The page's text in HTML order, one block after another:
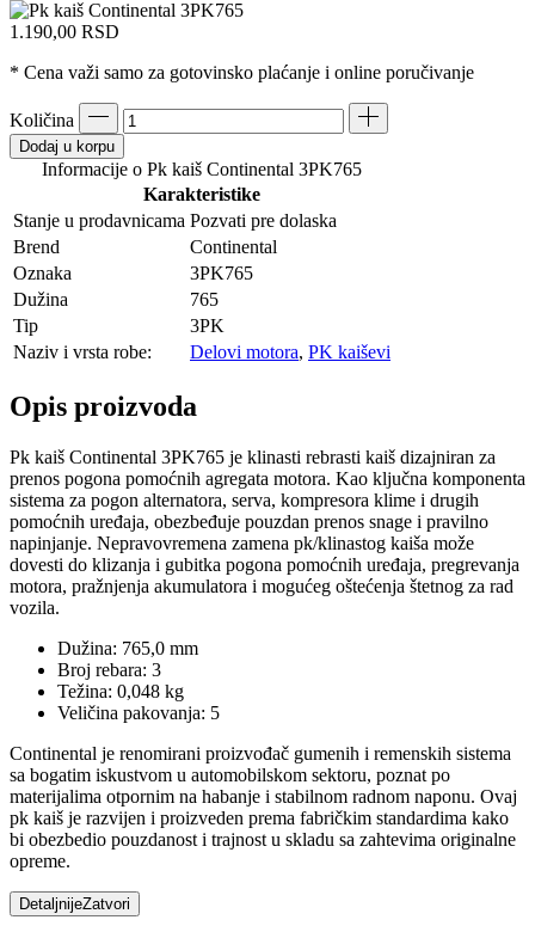
1.190,00 RSD
* Cena važi samo za gotovinsko plaćanje i online poručivanje
Količina
Dodaj u korpu
Informacije o Pk kaiš Continental 3PK765
Karakteristike
Stanje u prodavnicama Pozvati pre dolaska
Brend
Continental
Oznaka
3PK765
Dužina
765
Tip
3PK
Naziv i vrsta robe:
Delovi motora, PK kaiševi
Opis proizvoda
Pk kaiš Continental 3PK765 je klinasti rebrasti kaiš dizajniran za
prenos pogona pomoćnih agregata motora. Kao ključna komponenta
sistema za pogon alternatora, serva, kompresora klime i drugih
pomoćnih uređaja, obezbeđuje pouzdan prenos snage i pravilno
napinjanje. Nepravovremena zamena pk/klinastog kaiša može
dovesti do klizanja i gubitka pogona pomoćnih uređaja, pregrevanja
motora, pražnjenja akumulatora i mogućeg oštećenja štetnog za rad
vozila.
Dužina: 765,0 mm
Broj rebara: 3
Težina: 0,048 kg
Veličina pakovanja: 5
Continental je renomirani proizvođač gumenih i remenskih sistema
sa bogatim iskustvom u automobilskom sektoru, poznat po
materijalima otpornim na habanje i stabilnom radnom naponu. Ovaj
pk kaiš je razvijen i proizveden prema fabričkim standardima kako
bi obezbedio pouzdanost i trajnost u skladu sa zahtevima originalne
opreme.
DetaljnijeZatvori